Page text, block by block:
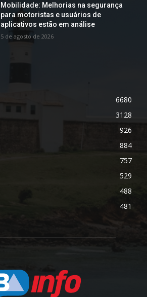
Mobilidade: Melhorias na segurança
para motoristas e usuários de
aplicativos estão em análise
5 de agosto de 2026
6680
3128
926
884
757
529
488
481